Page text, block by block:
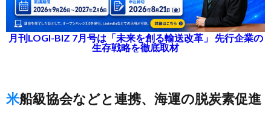
月刊LOGI-BIZ 7月号は「未来を創る輸送改革」 先行企業の
生存戦略を徹底取材
米船級協会などと連携、海運の脱炭素促進